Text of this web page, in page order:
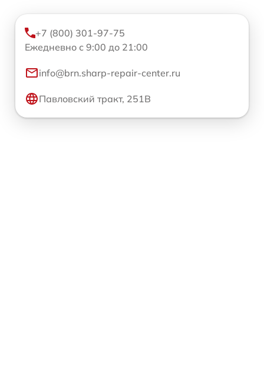
+7 (800) 301-97-75
Ежедневно с 9:00 до 21:00
info@brn.sharp-repair-center.ru
Павловский тракт, 251В